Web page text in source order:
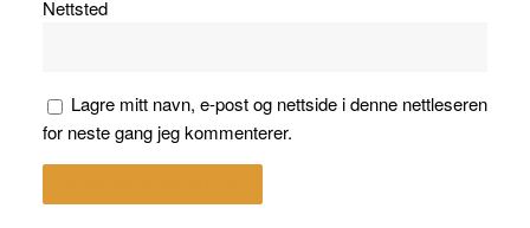
Nettsted
Lagre mitt navn, e-post og nettside i denne nettleseren
for neste gang jeg kommenterer.